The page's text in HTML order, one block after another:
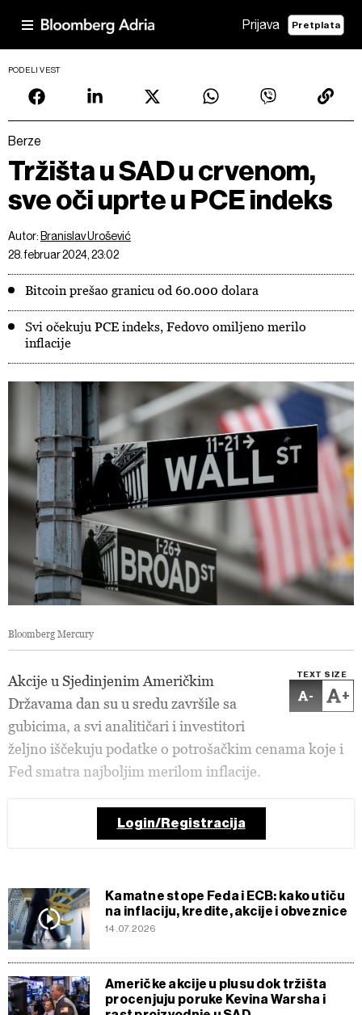
Prijava Pretplata
PODELI VEST
Berze
Tržišta u SAD u crvenom,
sve oči uprte u PCE indeks
Autor: Branislav Urošević
28. februar 2024, 23:02
Bitcoin prešao granicu od 60.000 dolara
Svi očekuju PCE indeks, Fedovo omiljeno merilo
inflacije
Bloomberg Mercury
TEXT SIZE
- +
Akcije u Sjedinjenim Američkim
Državama dan su u sredu završile sa
gubicima, a svi analitičari i investitori
željno iščekuju podatke o potrošačkim cenama koje i
Fed smatra najboljim merilom inflacije.
Login/Registracija
Kamatne stope Feda i ECB: kako utiču
na inflaciju, kredite, akcije i obveznice
14.07.2026
Američke akcije u plusu dok tržišta
procenjuju poruke Kevina Warsha i